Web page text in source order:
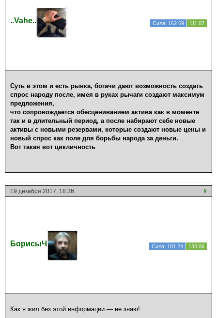
..Vahe.. Сила: 162.69 111.02
Суть в этом и есть рынка, богачи дают возможность создать
спрос народу после, имея в руках рычаги создают максимум
предложения,
что сопровождается обесцениванием актива как в моменте
так и в длительный период, а после набирают себе новые
активы с новыми резервами, которые создают новые цены и
новый спрос как поле для борьбы народа за деньги.
Вот такая вот цикличность
19 декабря 2017, 18:36 #
БорисыЧ Сила: 181.24 133.06
Как я жил без этой информации — не знаю!